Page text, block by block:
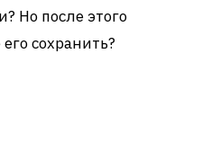
Но после этого
сохранить?